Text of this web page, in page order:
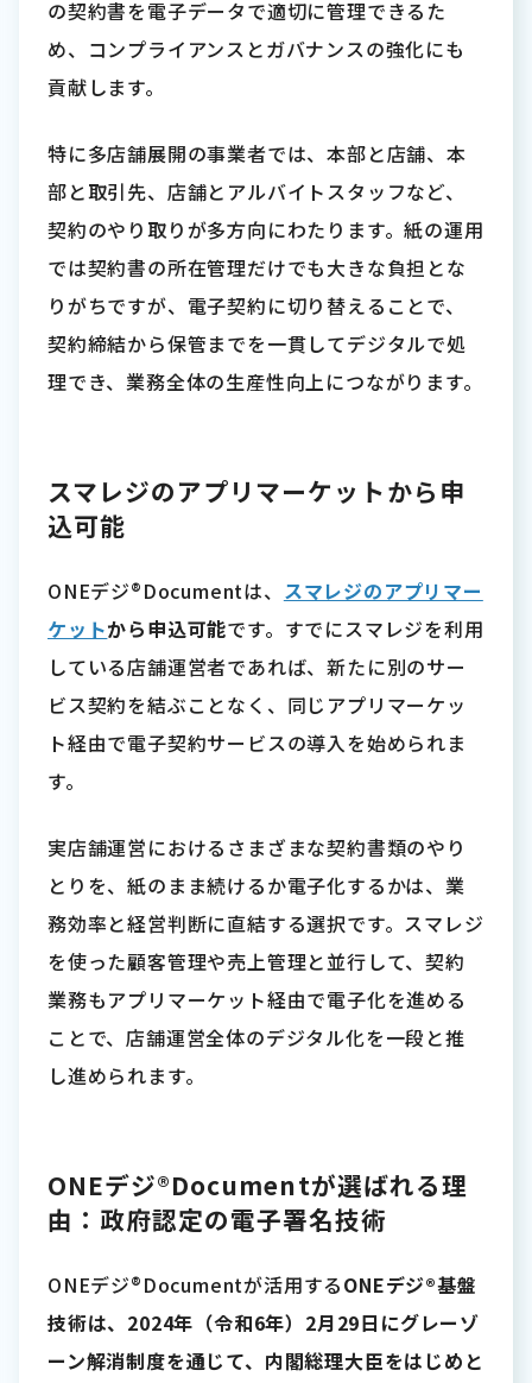
の契約書を電子データで適切に管理できるた
め、コンプライアンスとガバナンスの強化にも
貢献します。
特に多店舗展開の事業者では、本部と店舗、本
部と取引先、店舗とアルバイトスタッフなど、
契約のやり取りが多方向にわたります。紙の運用
では契約書の所在管理だけでも大きな負担とな
りがちですが、電子契約に切り替えることで、
契約締結から保管までを一貫してデジタルで処
理でき、業務全体の生産性向上につながります。
スマレジのアプリマーケットから申
込可能
ONEデジ®Documentは、 スマレジのアプリマー
ケットから申込可能です。すでにスマレジを利用
している店舗運営者であれば、新たに別のサー
ビス契約を結ぶことなく、同じアプリマーケッ
ト経由で電子契約サービスの導入を始められま
す。
実店舗運営におけるさまざまな契約書類のやり
とりを、紙のまま続けるか電子化するかは、業
務効率と経営判断に直結する選択です。スマレジ
を使った顧客管理や売上管理と並行して、契約
業務もアプリマーケット経由で電子化を進める
ことで、店舗運営全体のデジタル化を一段と推
し進められます。
ONEデジ®Documentが選ばれる理
由：政府認定の電子署名技術
ONEデジ®Documentが活用するONEデジ®基盤
技術は、2024年（令和6年）2月29日にグレーゾ
ーン解消制度を通じて、内閣総理大臣をはじめと